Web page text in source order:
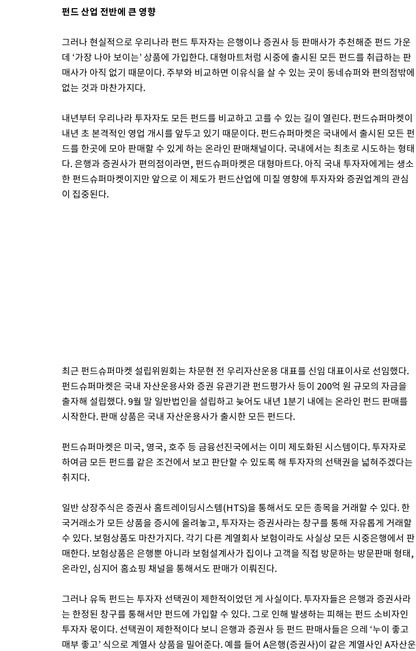
펀드 산업 전반에 큰 영향
그러나 현실적으로 우리나라 펀드 투자자는 은행이나 증권사 등 판매사가 추천해준 펀드 가운
데 ‘가장 나아 보이는’ 상품에 가입한다. 대형마트처럼 시중에 출시된 모든 펀드를 취급하는 판
매사가 아직 없기 때문이다. 주부와 비교하면 이유식을 살 수 있는 곳이 동네슈퍼와 편의점밖에
없는 것과 마찬가지다.
내년부터 우리나라 투자자도 모든 펀드를 비교하고 고를 수 있는 길이 열린다. 펀드슈퍼마켓이
내년 초 본격적인 영업 개시를 앞두고 있기 때문이다. 펀드슈퍼마켓은 국내에서 출시된 모든 펀
드를 한곳에 모아 판매할 수 있게 하는 온라인 판매채널이다. 국내에서는 최초로 시도하는 형태
다. 은행과 증권사가 편의점이라면, 펀드슈퍼마켓은 대형마트다. 아직 국내 투자자에게는 생소
한 펀드슈퍼마켓이지만 앞으로 이 제도가 펀드산업에 미칠 영향에 투자자와 증권업계의 관심
이 집중된다.
최근 펀드슈퍼마켓 설립위원회는 차문현 전 우리자산운용 대표를 신임 대표이사로 선임했다.
펀드슈퍼마켓은 국내 자산운용사와 증권 유관기관 펀드평가사 등이 200억 원 규모의 자금을
출자해 설립했다. 9월 말 일반법인을 설립하고 늦어도 내년 1분기 내에는 온라인 펀드 판매를
시작한다. 판매 상품은 국내 자산운용사가 출시한 모든 펀드다.
펀드슈퍼마켓은 미국, 영국, 호주 등 금융선진국에서는 이미 제도화된 시스템이다. 투자자로
하여금 모든 펀드를 같은 조건에서 보고 판단할 수 있도록 해 투자자의 선택권을 넓혀주겠다는
취지다.
일반 상장주식은 증권사 홈트레이딩시스템(HTS)을 통해서도 모든 종목을 거래할 수 있다. 한
국거래소가 모든 상품을 증시에 올려놓고, 투자자는 증권사라는 창구를 통해 자유롭게 거래할
수 있다. 보험상품도 마찬가지다. 각기 다른 계열회사 보험이라도 사실상 모든 시중은행에서 판
매한다. 보험상품은 은행뿐 아니라 보험설계사가 집이나 고객을 직접 방문하는 방문판매 형태,
온라인, 심지어 홈쇼핑 채널을 통해서도 판매가 이뤄진다.
그러나 유독 펀드는 투자자 선택권이 제한적이었던 게 사실이다. 투자자들은 은행과 증권사라
는 한정된 창구를 통해서만 펀드에 가입할 수 있다. 그로 인해 발생하는 피해는 펀드 소비자인
투자자 몫이다. 선택권이 제한적이다 보니 은행과 증권사 등 펀드 판매사들은 으레 ‘누이 좋고
매부 좋고’ 식으로 계열사 상품을 밀어준다. 예를 들어 A은행(증권사)이 같은 계열사인 A자산운